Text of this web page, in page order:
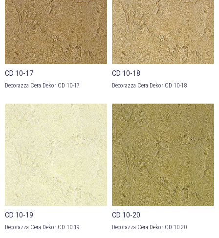
CD 10-17
Decorazza Cera Dekor CD 10-17
CD 10-18
Decorazza Cera Dekor CD 10-18
CD 10-19
Decorazza Cera Dekor CD 10-19
CD 10-20
Decorazza Cera Dekor CD 10-20